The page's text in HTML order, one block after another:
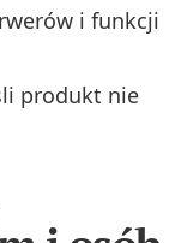
i funkcji
produkt nie